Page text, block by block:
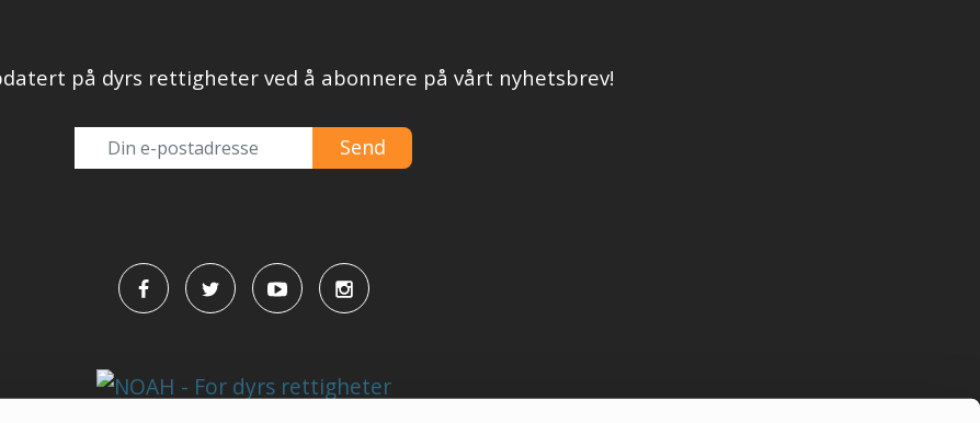
på dyrs rettigheter ved å abonnere på vårt nyhetsbrev!